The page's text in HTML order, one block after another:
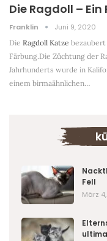
Die Ragdoll –
Franklin Juni 9, 2020
Die Ragdoll Katze
Färbung.Die Züchtung der
Jahrhunderts wurde in
einem birmaähnlichen…
Fell
März